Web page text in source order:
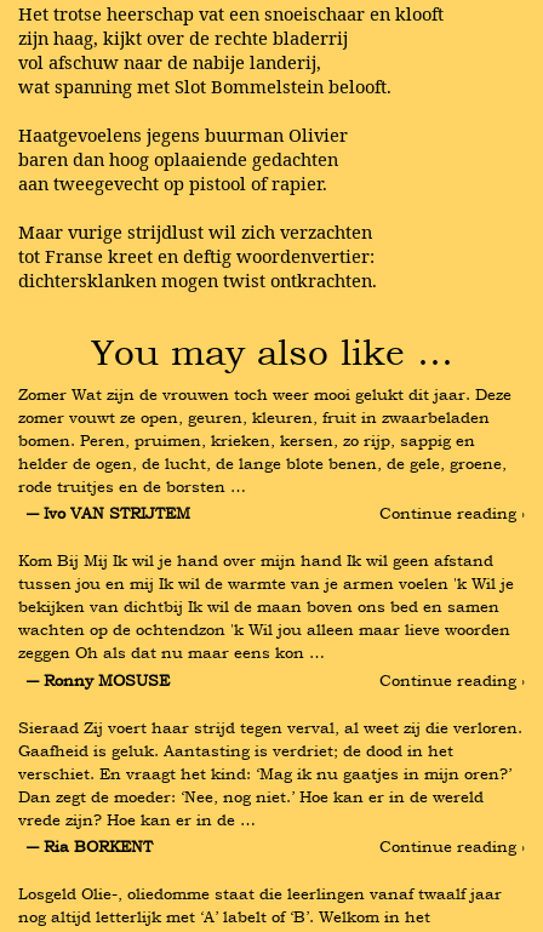
Het trotse heerschap vat een snoeischaar en klooft
zijn haag, kijkt over de rechte bladerrij
vol afschuw naar de nabije landerij,
wat spanning met Slot Bommelstein belooft.
Haatgevoelens jegens buurman Olivier
baren dan hoog oplaaiende gedachten
aan tweegevecht op pistool of rapier.
Maar vurige strijdlust wil zich verzachten
tot Franse kreet en deftig woordenvertier:
dichtersklanken mogen twist ontkrachten.
You may also like …
Zomer Wat zijn de vrouwen toch weer mooi gelukt dit jaar. Deze
zomer vouwt ze open, geuren, kleuren, fruit in zwaarbeladen
bomen. Peren, pruimen, krieken, kersen, zo rijp, sappig en
helder de ogen, de lucht, de lange blote benen, de gele, groene,
rode truitjes en de borsten …
― Ivo VAN STRIJTEM
Continue reading ›
Kom Bij Mij Ik wil je hand over mijn hand Ik wil geen afstand
tussen jou en mij Ik wil de warmte van je armen voelen 'k Wil je
bekijken van dichtbij Ik wil de maan boven ons bed en samen
wachten op de ochtendzon 'k Wil jou alleen maar lieve woorden
zeggen Oh als dat nu maar eens kon …
― Ronny MOSUSE
Continue reading ›
Sieraad Zij voert haar strijd tegen verval, al weet zij die verloren.
Gaafheid is geluk. Aantasting is verdriet; de dood in het
verschiet. En vraagt het kind: ‘Mag ik nu gaatjes in mijn oren?’
Dan zegt de moeder: ‘Nee, nog niet.’ Hoe kan er in de wereld
vrede zijn? Hoe kan er in de …
― Ria BORKENT
Continue reading ›
Losgeld Olie-, oliedomme staat die leerlingen vanaf twaalf jaar
nog altijd letterlijk met ‘A’ labelt of ‘B’. Welkom in het